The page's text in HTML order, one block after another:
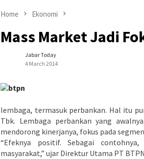
Home Ekonomi
Mass Market Jadi
Jabar Today
4 March 2014
lembaga, termasuk perbankan. Hal itu
Tbk. Lembaga perbankan yang
mendorong kinerjanya, fokus pada
“Efeknya positif. Sebagai
masyarakat,” ujar Direktur Utama PT